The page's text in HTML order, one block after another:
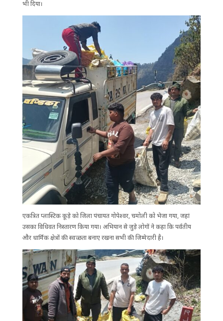
भी दिया।
एकत्रित प्लास्टिक कूड़े को जिला पंचायत गोपेश्वर, चमोली को भेजा गया, जहां
उसका विधिवत निस्तारण किया गया। अभियान से जुड़े लोगों ने कहा कि पर्वतीय
और धार्मिक क्षेत्रों की स्वच्छता बनाए रखना सभी की जिम्मेदारी है।